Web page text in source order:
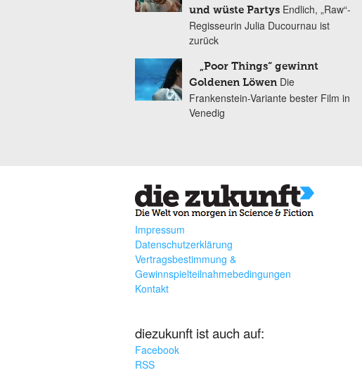
und wüste Partys Endlich, „Raw“-
Regisseurin Julia Ducournau ist
zurück
„Poor Things“ gewinnt
Goldenen Löwen Die
Frankenstein-Variante bester Film in
Venedig
Impressum
Datenschutzerklärung
Vertragsbestimmung &
Gewinnspielteilnahmebedingungen
Kontakt
diezukunft ist auch auf:
Facebook
RSS